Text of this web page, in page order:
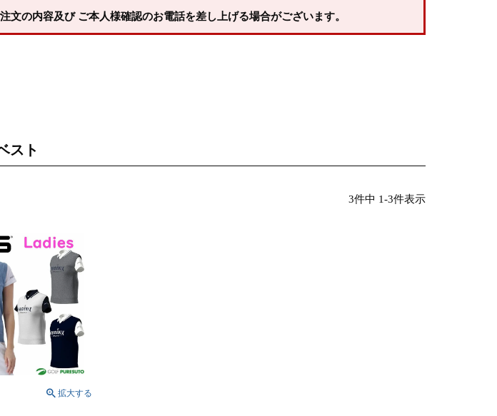
の内容及び ご本人様確認のお電話を差し上げる場合がございます。
スト
3件中 1-3件表示